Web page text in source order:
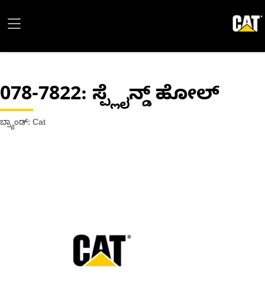
078-7822: ಸ್ಪ್ಲೈನ್ಡ್ ಹೋಲ್
ಬ್ರ್ಯಾಂಡ್: Cat